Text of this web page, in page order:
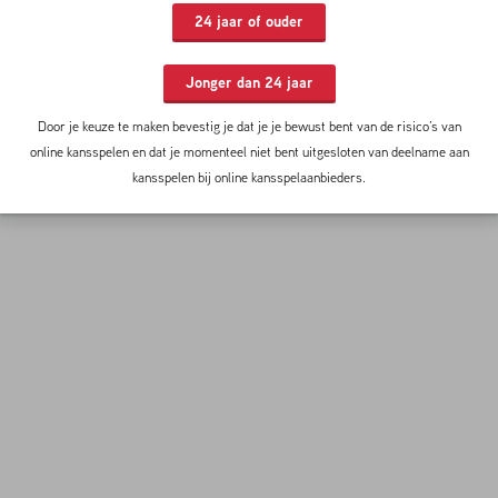
Onlangs lukte het Sánchez om voor de tweede keer op rij de Copa América
te winnen met zijn land. Vorig seizoen had hij een groot aandeel in de
tweede plaats van Arsenal in de Premier League. De 27-jarige aanvaller
maakte zeventien doelpunten, leverde elf assists en deed dat in 41
wedstrijden.
24 jaar of ouder
Jonger dan 24 jaar
Door je keuze te maken bevestig je dat je je bewust bent van de risico’s van
online kansspelen en dat je momenteel niet bent uitgesloten van deelname aan
kansspelen bij online kansspelaanbieders.